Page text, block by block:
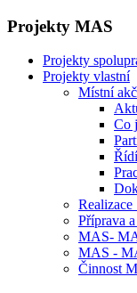
Projekty MAS
Projekty
Projekty vlastní
Místní
Co
Příprava
MAS-
MAS -
Činnost